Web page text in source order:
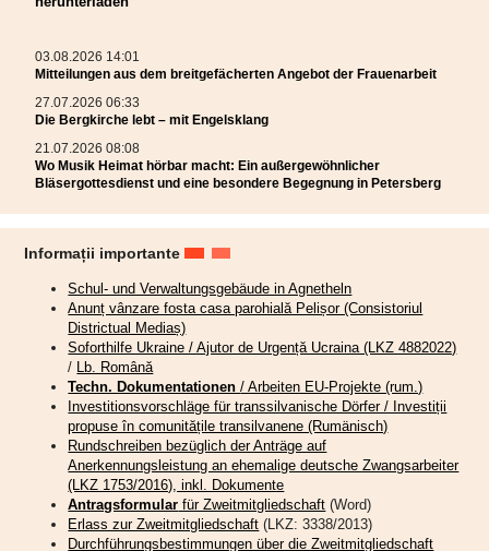
03.08.2026 14:01
Mitteilungen aus dem breitgefächerten Angebot der Frauenarbeit
27.07.2026 06:33
Die Bergkirche lebt – mit Engelsklang
21.07.2026 08:08
Wo Musik Heimat hörbar macht: Ein außergewöhnlicher
Bläsergottesdienst und eine besondere Begegnung in Petersberg
Informații importante
Schul- und Verwaltungsgebäude in Agnetheln
Anunț vânzare fosta casa parohială Pelișor (Consistoriul
Districtual Mediaș)
Soforthilfe Ukraine / Ajutor de Urgență Ucraina (LKZ 4882022)
/ Lb. Română
Techn. Dokumentationen/ Arbeiten EU-Projekte (rum.)
Investitionsvorschläge für transsilvanische Dörfer / Investiții
propuse în comunitățile transilvanene (Rumänisch)
Rundschreiben bezüglich der Anträge auf
Anerkennungsleistung an ehemalige deutsche Zwangsarbeiter
(LKZ 1753/2016), inkl. Dokumente
Antragsformular für Zweitmitgliedschaft (Word)
Erlass zur Zweitmitgliedschaft (LKZ: 3338/2013)
Durchführungsbestimmungen über die Zweitmitgliedschaft